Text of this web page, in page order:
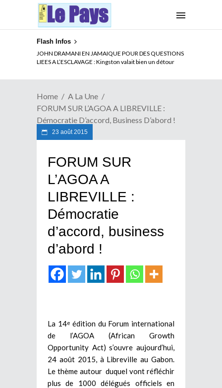
Flash Infos
ELECTION DE TALON A LA TETE DU SENAT BENINOIS :
Quand Patrice quitte le pouvoir sans partir !
Home
A La Une
FORUM SUR L’AGOA A LIBREVILLE :
Démocratie D’accord, Business D’abord !
23 août 2015
FORUM SUR
L’AGOA A
LIBREVILLE :
Démocratie
d’accord, business
d’abord !
La 14e édition du Forum international
de l’AGOA (African Growth
Opportunity Act) s’ouvre aujourd’hui,
24 août 2015, à Libreville au Gabon.
Le thème autour duquel vont réfléchir
plus de 1000 délégués officiels en